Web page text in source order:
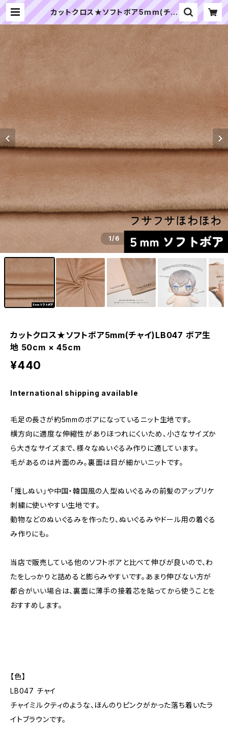
カットクロス★ソフトボア5mm(チャ
イ)LB047 ボア生地 50cm × 45c
m | ぬいぐるみの生地やさん｜「ぬ
い」の布地・材料の通販専門店
1/6
カットクロス★ソフトボア5mm(チャイ)LB047 ボア生
地 50cm × 45cm
¥440
International shipping available
毛足の長さが約5mmのボアになっているニット生地です。
横方向に適度な伸縮性がありほつれにくいため、小さなサイズか
ら大きなサイズまで、様々なぬいぐるみ作りに適しています。
毛があるのは片面のみ。裏面は目が細かいニットです。
「推しぬい」や中国・韓国風の人型ぬいぐるみの前髪のアップリケ
刺繍に使いやすい生地です。
動物などのぬいぐるみを作ったり、ぬいぐるみやドール用の着ぐる
み作りにも。
当店で販売している他のソフトボアと比べて伸びが良いので、わ
たをしっかりと詰めると膨らみやすいです。あまり伸びない方が
都合がいい場合は、裏面に薄手の接着芯を貼ってから使うことを
おすすめします。
【色】
LB047 チャイ
チャイミルクティのような、ほんのりピンクがかった落ち着いたラ
イトブラウンです。